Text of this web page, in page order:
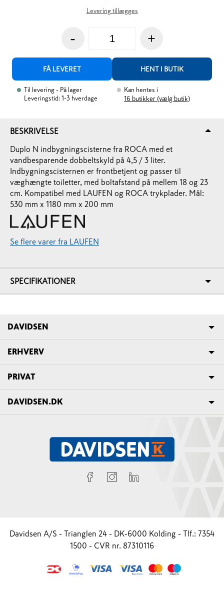
Levering tillægges
- +
FÅ LEVERET HENT I BUTIK
Til levering - På lager
Leveringstid: 1-3 hverdage
Kan hentes i
16 butikker (vælg butik)
BESKRIVELSE
Duplo N indbygningscisterne fra ROCA med et
vandbesparende dobbeltskyld på 4,5 / 3 liter.
Indbygningscisternen er frontbetjent og passer til
væghængte toiletter, med boltafstand på mellem 18 og 23
cm. Kompatibel med LAUFEN og ROCA trykplader. Mål:
530 mm x 1180 mm x 200 mm
Se flere varer fra LAUFEN
SPECIFIKATIONER
DAVIDSEN
ERHVERV
PRIVAT
DAVIDSEN.DK
Davidsen A/S - Trianglen 24 - DK-6000 Kolding - Tlf.: 7354
1500 - CVR nr. 87310116